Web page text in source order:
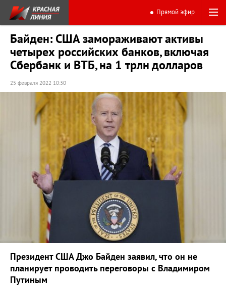
Прямой эфир
Байден: США замораживают активы
четырех российских банков, включая
Сбербанк и ВТБ, на 1 трлн долларов
25 февраля 2022 10:30
Президент США Джо Байден заявил, что он не
планирует проводить переговоры с Владимиром
Путиным